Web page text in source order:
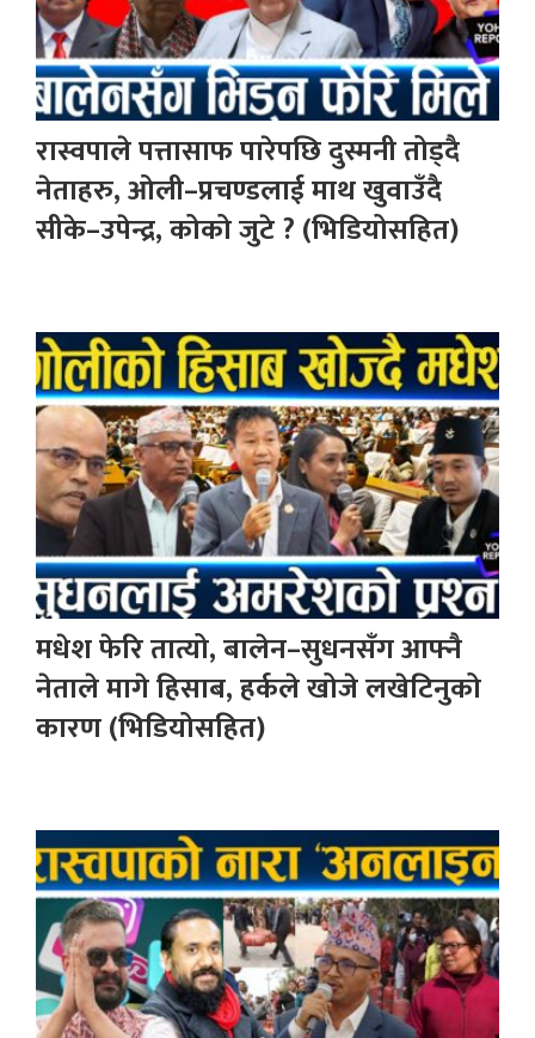
रास्वपाले पत्तासाफ पारेपछि दुस्मनी तोड्दै
नेताहरु, ओली–प्रचण्डलाई माथ खुवाउँदै
सीके–उपेन्द्र, कोको जुटे ? (भिडियोसहित)
मधेश फेरि तात्यो, बालेन–सुधनसँग आफ्नै
नेताले मागे हिसाब, हर्कले खोजे लखेटिनुको
कारण (भिडियोसहित)